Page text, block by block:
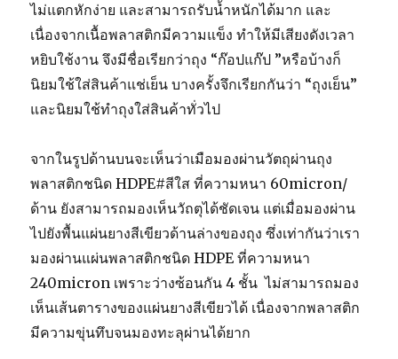
ไม่แตกหักง่าย และสามารถรับน้ำหนักได้มาก และ
เนื่องจากเนื้อพลาสติกมีความแข็ง ทำให้มีเสียงดังเวลา
หยิบใช้งาน จึงมีชื่อเรียกว่าถุง “ก๊อปแก๊ป ”หรือบ้างก็
นิยมใช้ใส่สินค้าแช่เย็น บางครั้งจึกเรียกกันว่า “ถุงเย็น”
และนิยมใช้ทำถุงใส่สินค้าทั่วไป
จากในรูปด้านบนจะเห็นว่าเมือมองผ่านวัตถุผ่านถุง
พลาสติกชนิด HDPE#สีใส ที่ความหนา 60micron/
ด้าน ยังสามารถมองเห็นวัถตุได้ชัดเจน แต่เมื่อมองผ่าน
ไปยังพื้นแผ่นยางสีเขียวด้านล่างของถุง ซึ่งเท่ากันว่าเรา
มองผ่านแผ่นพลาสติกชนิด HDPE ที่ความหนา
240micron เพราะว่างซ้อนกัน 4 ชั้น ไม่สามารถมอง
เห็นเส้นตารางของแผ่นยางสีเขียวได้ เนื่องจากพลาสติก
มีความขุ่นทึบจนมองทะลุผ่านได้ยาก